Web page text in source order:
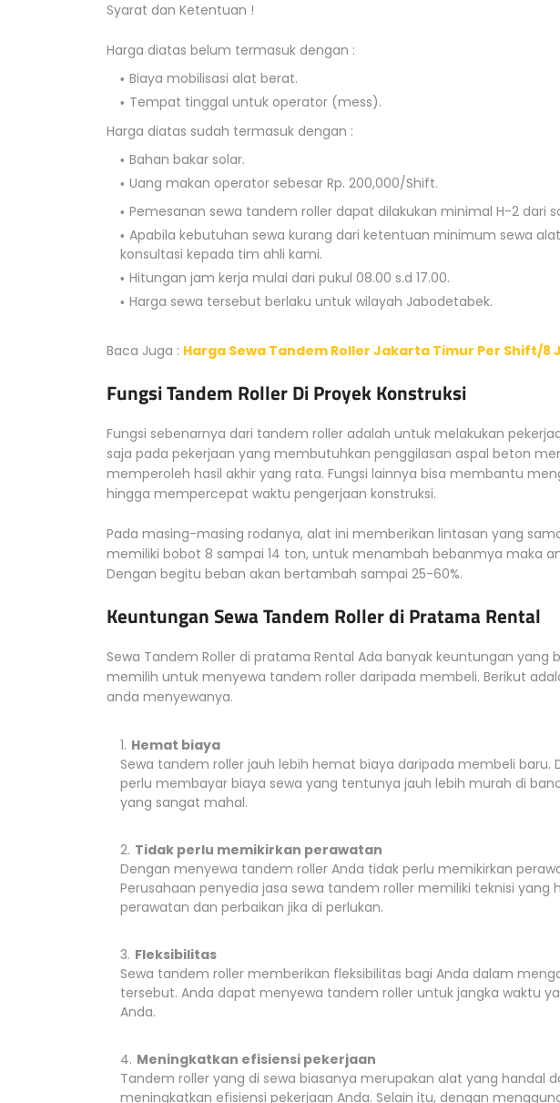
Syarat dan Ketentuan !
Harga diatas belum termasuk dengan :
Biaya mobilisasi alat berat.
Tempat tinggal untuk operator (mess).
Harga diatas sudah termasuk dengan :
Bahan bakar solar.
Uang makan operator sebesar Rp. 200,000/Shift.
Pemesanan sewa tandem roller dapat dilakukan minimal H-2 dari
Apabila kebutuhan sewa kurang dari ketentuan minimum sewa
konsultasi kepada tim ahli kami.
Hitungan jam kerja mulai dari pukul 08.00 s.d 17.00.
Harga sewa tersebut berlaku untuk wilayah Jabodetabek.
Baca Juga : Harga Sewa Tandem Roller Jakarta Timur Per Shift/8
Fungsi Tandem Roller Di Proyek Konstruksi
Fungsi sebenarnya dari tandem roller adalah untuk melakukan
saja pada pekerjaan yang membutuhkan penggilasan aspal beton
memperoleh hasil akhir yang rata. Fungsi lainnya bisa membantu
hingga mempercepat waktu pengerjaan konstruksi.
Pada masing-masing rodanya, alat ini memberikan lintasan yang
memiliki bobot 8 sampai 14 ton, untuk menambah bebanmya maka
Dengan begitu beban akan bertambah sampai 25-60%.
Keuntungan Sewa Tandem Roller di Pratama Rental
Sewa Tandem Roller di pratama Rental Ada banyak keuntungan yang
memilih untuk menyewa tandem roller daripada membeli. Berikut
anda menyewanya.
Hemat biaya
Sewa tandem roller jauh lebih hemat biaya daripada membeli baru.
perlu membayar biaya sewa yang tentunya jauh lebih murah di
yang sangat mahal.
Tidak perlu memikirkan perawatan
Dengan menyewa tandem roller Anda tidak perlu memikirkan
Perusahaan penyedia jasa sewa tandem roller memiliki teknisi yang
perawatan dan perbaikan jika di perlukan.
Fleksibilitas
Sewa tandem roller memberikan fleksibilitas bagi Anda dalam
tersebut. Anda dapat menyewa tandem roller untuk jangka waktu
Anda.
Meningkatkan efisiensi pekerjaan
Tandem roller yang di sewa biasanya merupakan alat yang handal
meningkatkan efisiensi pekerjaan Anda. Selain itu, dengan